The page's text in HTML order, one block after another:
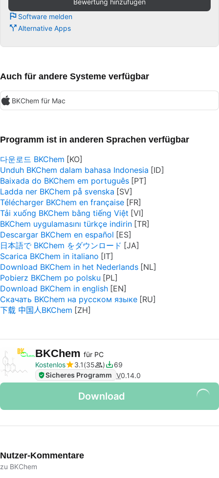
Software melden
Alternative Apps
Auch für andere Systeme verfügbar
BKChem für Mac
Programm ist in anderen Sprachen verfügbar
다운로드 BKChem
Unduh BKChem dalam bahasa Indonesia
Baixada do BKChem em português
Ladda ner BKChem på svenska
Télécharger BKChem en française
Tải xuống BKChem bằng tiếng Việt
BKChem uygulamasını türkçe indirin
Descargar BKChem en español
日本語で BKChem をダウンロード
Scarica BKChem in italiano
Download BKChem in het Nederlands
Pobierz BKChem po polsku
Download BKChem in english
Скачать BKChem на русском языке
下载 中国人BKChem
BKChem für PC
Kostenlos
3.1 35
69
Sicheres Programm V0.14.0
Download
Nutzer-Kommentare
zu BKChem